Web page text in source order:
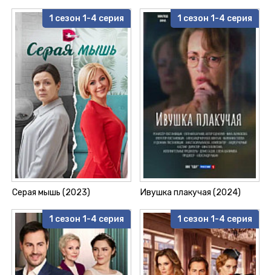
Серая мышь (2023)
1 сезон 1-4 серия
Ивушка плакучая (2024)
1 сезон 1-4 серия
1 сезон 1-4 серия 1 сезон 1-4 серия